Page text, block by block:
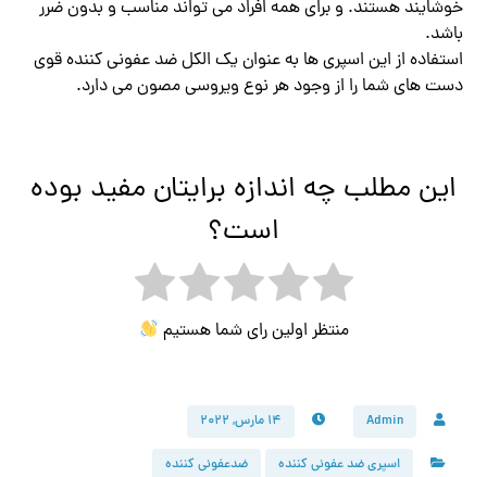
خوشایند هستند. و برای همه افراد می تواند مناسب و بدون ضرر
باشد.
استفاده از این اسپری ها به عنوان یک الکل ضد عفونی کننده قوی
دست های شما را از وجود هر نوع ویروسی مصون می دارد.
این مطلب چه اندازه برایتان مفید بوده
است؟
منتظر اولین رای شما هستیم
Admin ۱۴ مارس, ۲۰۲۲
اسپری ضد عفونی کننده ضدعفونی کننده